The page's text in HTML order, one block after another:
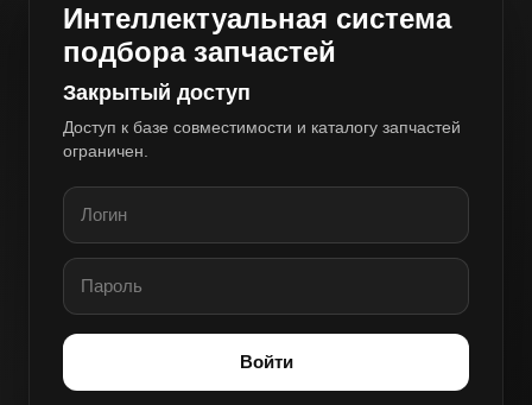
Интеллектуальная система
подбора запчастей
Закрытый доступ
Доступ к базе совместимости и каталогу запчастей
ограничен.
Войти